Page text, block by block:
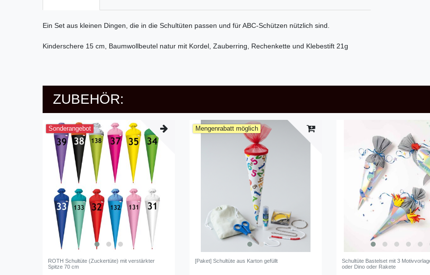
Ein Set aus kleinen Dingen, die in die Schultüten passen und für ABC-Schützen nützlich sind.
Kinderschere 15 cm, Baumwollbeutel natur mit Kordel, Zauberring, Rechenkette und Klebestift 21g
ZUBEHÖR:
Sonderangebot
ROTH Schultüte (Zuckertüte) mit verstärkter
Spitze 70 cm
Mengenrabatt möglich
[Paket] Schultüte aus Karton gefüllt
Schultüte Bastelset mit 3
oder Dino oder Rakete